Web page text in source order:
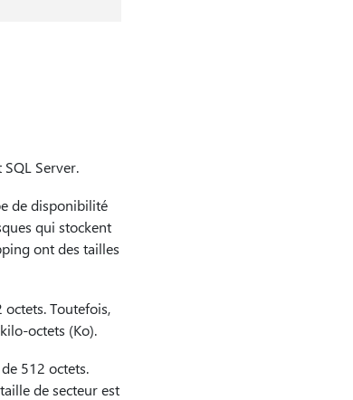
Server.
de disponibilité
qui stockent
ont des tailles
Toutefois,
octets (Ko).
512 octets.
de secteur est